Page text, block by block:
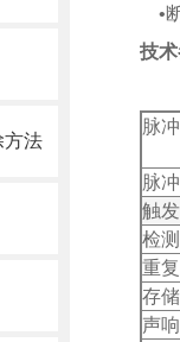
方法
•
技
脉
脉
触
检
重
存
声